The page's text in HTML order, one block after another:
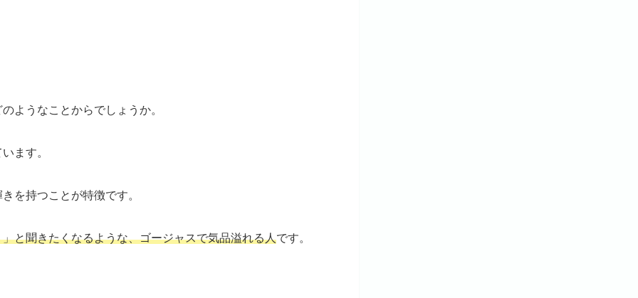
ようなことからでしょうか。
ます。
を持つことが特徴です。
と聞きたくなるような、ゴージャスで気品溢れる人です。